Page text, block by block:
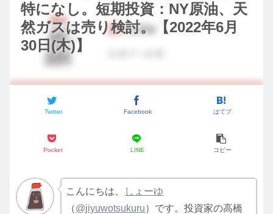
特になし。短期投資：NY原油、天
然ガスは売り検討。【2022年6月
30日(木)】
Twitter Facebook はてブ
Pocket LINE コピー
こんにちは、
しょーゆ
（@jiyuwotsukuru）です。投資家の高橋